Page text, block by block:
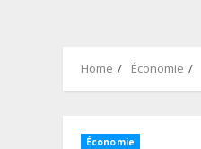
Home Économie
Économie